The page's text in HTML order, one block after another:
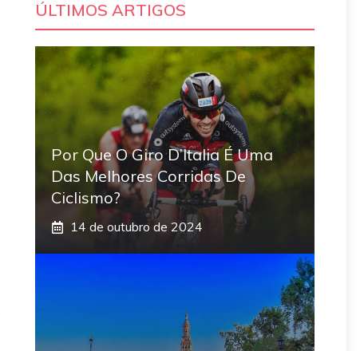
ÚLTIMOS ARTIGOS
Por Que O Giro D’Italia É Uma
Das Melhores Corridas De
Ciclismo?
14 de outubro de 2024